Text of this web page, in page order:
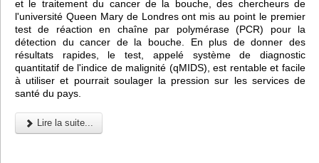
et le traitement du cancer de la bouche, des chercheurs de
l'université Queen Mary de Londres ont mis au point le premier
test de réaction en chaîne par polymérase (PCR) pour la
détection du cancer de la bouche. En plus de donner des
résultats rapides, le test, appelé système de diagnostic
quantitatif de l'indice de malignité (qMIDS), est rentable et facile
à utiliser et pourrait soulager la pression sur les services de
santé du pays.
Lire la suite...